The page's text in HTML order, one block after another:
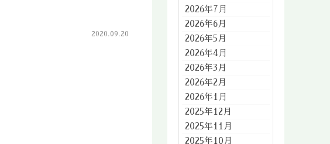
2020.09.20
2026年7月
2026年6月
2026年5月
2026年4月
2026年3月
2026年2月
2026年1月
2025年12月
2025年11月
2025年10月